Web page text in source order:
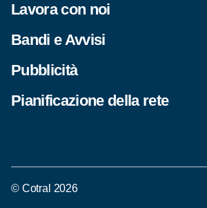
Lavora con noi
Bandi e Avvisi
Pubblicità
Pianificazione della rete
© Cotral 2026